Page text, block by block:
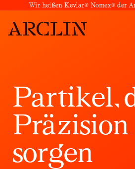
Wir heißen Kevlar® Nomex® der
Partikel,
Präzision
sorgen